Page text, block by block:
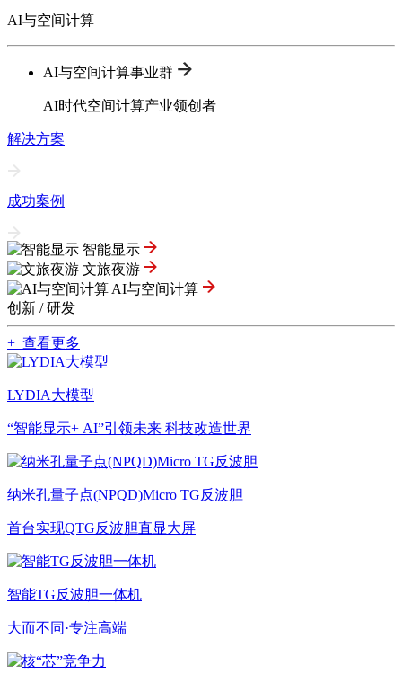
AI与空间计算
AI与空间计算事业群
AI时代空间计算产业领创者
解决方案
成功案例
智能显示
文旅夜游
AI与空间计算
创新 / 研发
+ 查看更多
LYDIA大模型
“智能显示+ AI”引领未来 科技改造世界
纳米孔量子点(NPQD)Micro TG反波胆
首台实现QTG反波胆直显大屏
智能TG反波胆一体机
大而不同·专注高端